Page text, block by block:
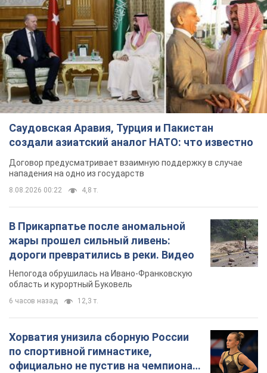
Саудовская Аравия, Турция и Пакистан
создали азиатский аналог НАТО: что известно
Договор предусматривает взаимную поддержку в случае
нападения на одно из государств
8.08.2026 00:22 4,8 т.
В Прикарпатье после аномальной
жары прошел сильный ливень:
дороги превратились в реки. Видео
Непогода обрушилась на Ивано-Франковскую
область и курортный Буковель
6 часов назад 12,3 т.
Хорватия унизила сборную России
по спортивной гимнастике,
официально не пустив на чемпионат